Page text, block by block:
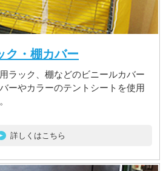
ク・棚カバー
ラック、棚などのビニールカバー
ーやカラーのテントシートを使用
詳しくはこちら